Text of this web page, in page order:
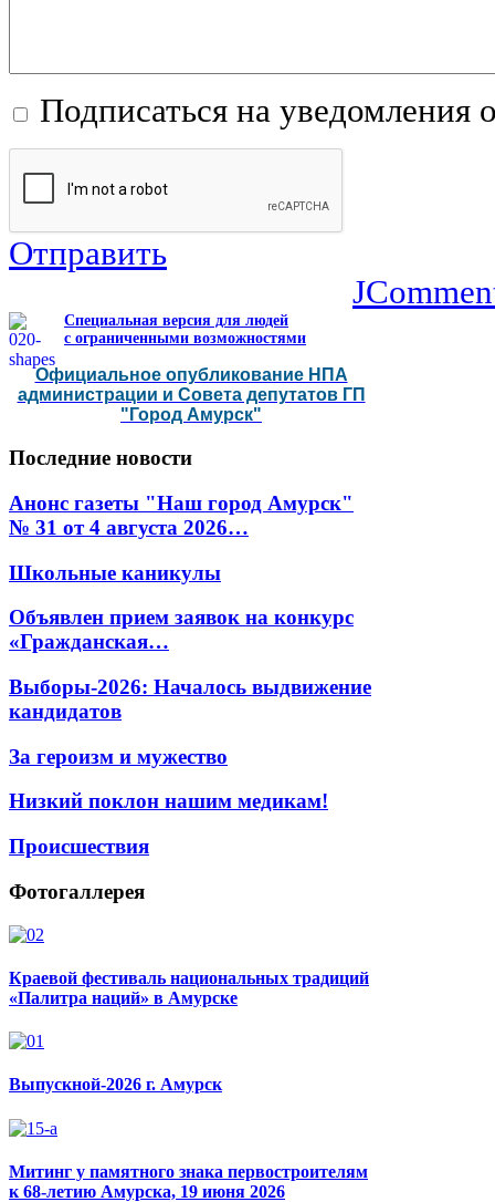
Подписаться на уведомления
Отправить
Специальная версия для людей
с ограниченными возможностями
Официальное опубликование НПА
администрации и Совета депутатов ГП
"Город Амурск"
Последние новости
Анонс газеты "Наш город Амурск"
№ 31 от 4 августа 2026…
Школьные каникулы
Объявлен прием заявок на конкурс
«Гражданская…
Выборы-2026: Началось выдвижение
кандидатов
За героизм и мужество
Низкий поклон нашим медикам!
Происшествия
Фотогаллерея
Краевой фестиваль национальных традиций
«Палитра наций» в Амурске
Выпускной-2026 г. Амурск
Митинг у памятного знака первостроителям
к 68-летию Амурска, 19 июня 2026